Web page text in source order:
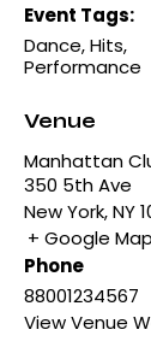
Event Tags:
Dance,Hits,
Performance
Venue
Manhattan
350 5th Ave
New York,NY
+ Google Map
Phone
88001234567
View Venue